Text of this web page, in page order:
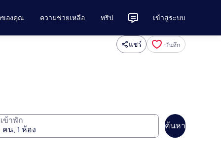
ของคุณ ความช่วยเหลือ ทริป เข้าสู่ระบบ
แชร์ บันทึก
ข้าพัก
ค้นหา